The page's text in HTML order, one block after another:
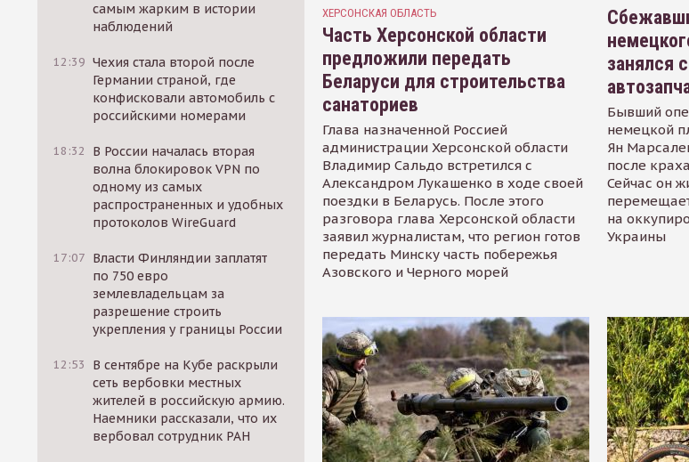
самым жарким в истории
наблюдений
12:39 Чехия стала второй после
Германии страной, где
конфисковали автомобиль с
российскими номерами
18:32
В России началась вторая
волна блокировок VPN по
одному из самых
распространенных и удобных
протоколов WireGuard
17:07 Власти Финляндии заплатят
по 750 евро
землевладельцам за
разрешение строить
укрепления у границы России
12:53
В сентябре на Кубе раскрыли
сеть вербовки местных
жителей в российскую армию.
Наемники рассказали, что их
вербовал сотрудник РАН
ХЕРСОНСКАЯ ОБЛАСТЬ
Часть Херсонской области
предложили передать
Беларуси для строительства
санаториев
Глава назначенной Россией
администрации Херсонской области
Владимир Сальдо встретился с
Александром Лукашенко в ходе своей
поездки в Беларусь. После этого
разговора глава Херсонской области
заявил журналистам, что регион готов
передать Минску часть побережья
Азовского и Черного морей
занялся
Бывший
немецкой
Ян
после
Сейчас он
на
Украины